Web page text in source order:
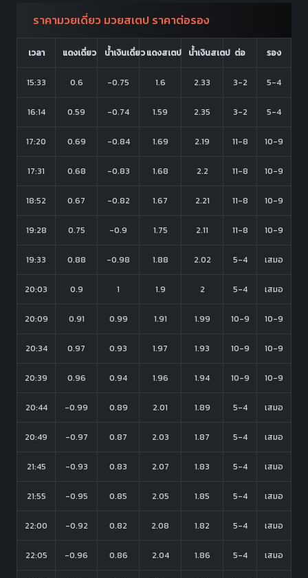
ราคามวยเดี่ยว มวยสเตป ราคาต่อรอง
เวลา แดงเดี่ยว น้ำเงินเดี่ยวแดงสเตป น้ำเงินสเตป ต่อ รอง
15:33 0.6 -0.75 1.6 2.33 3-2 5-4
16:14 0.59 -0.74 1.59 2.35 3-2 5-4
17:20 0.69 -0.84 1.69 2.19 11-8 10-9
17:31 0.68 -0.83 1.68 2.2 11-8 10-9
18:52 0.67 -0.82 1.67 2.21 11-8 10-9
19:28 0.75 -0.9 1.75 2.11 11-8 10-9
19:33 0.88 -0.98 1.88 2.02 5-4 เสมอ
20:03 0.9 1 1.9 2 5-4 เสมอ
20:09 0.91 0.99 1.91 1.99 10-9 10-9
20:34 0.97 0.93 1.97 1.93 10-9 10-9
20:39 0.96 0.94 1.96 1.94 10-9 10-9
20:44 -0.99 0.89 2.01 1.89 5-4 เสมอ
20:49 -0.97 0.87 2.03 1.87 5-4 เสมอ
21:45 -0.93 0.83 2.07 1.83 5-4 เสมอ
21:55 -0.95 0.85 2.05 1.85 5-4 เสมอ
22:00 -0.92 0.82 2.08 1.82 5-4 เสมอ
22:05 -0.96 0.86 2.04 1.86 5-4 เสมอ